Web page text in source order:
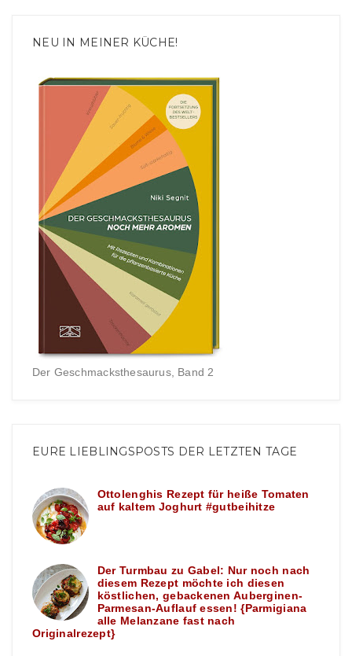
NEU IN MEINER KÜCHE!
Der Geschmacksthesaurus, Band 2
EURE LIEBLINGSPOSTS DER LETZTEN TAGE
Ottolenghis Rezept für heiße Tomaten
auf kaltem Joghurt #gutbeihitze
Der Turmbau zu Gabel: Nur noch nach
diesem Rezept möchte ich diesen
köstlichen, gebackenen Auberginen-
Parmesan-Auflauf essen! {Parmigiana
alle Melanzane fast nach
Originalrezept}